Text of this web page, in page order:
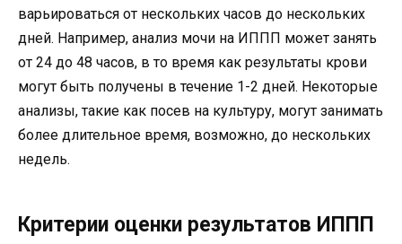
варьироваться от нескольких часов до нескольких
дней. Например, анализ мочи на ИППП может занять
от 24 до 48 часов, в то время как результаты крови
могут быть получены в течение 1-2 дней. Некоторые
анализы, такие как посев на культуру, могут занимать
более длительное время, возможно, до нескольких
недель.
Критерии оценки результатов ИППП